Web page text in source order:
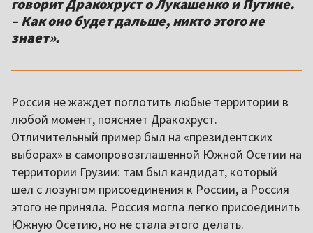
говорит Дракохруст о Лукашенко и Путине.
– Как оно будет дальше, никто этого не
знает».
Россия не жаждет поглотить любые территории в
любой момент, поясняет Дракохруст.
Отличительный пример был на «президентских
выборах» в самопровозглашенной Южной Осетии на
территории Грузии: там был кандидат, который
шел с лозунгом присоединения к России, а Россия
этого не приняла. Россия могла легко присоединить
Южную Осетию, но не стала этого делать.